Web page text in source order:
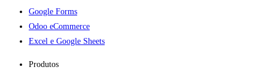
Google Forms
Odoo eCommerce
Excel e Google Sheets
Produtos